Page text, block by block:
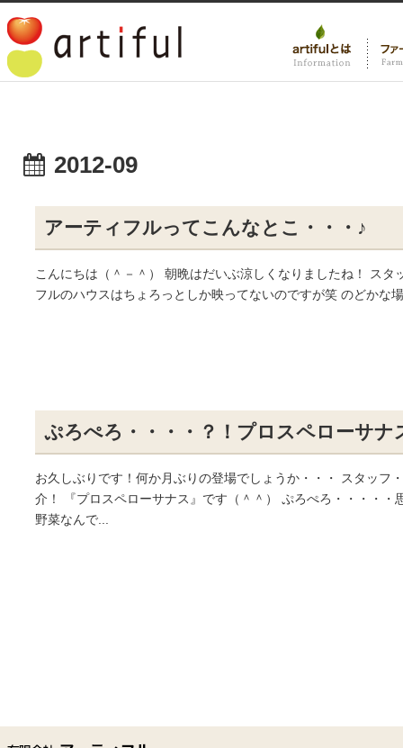
2012-09
アーティフルってこんなとこ・・・♪
こんにちは（＾－＾） 朝晩はだいぶ涼しくなりましたね！ ス
フルのハウスはちょろっとしか映ってないのですが笑 のどかな
ぷろぺろ・・・・？！プロスペローサナ
お久しぶりです！何か月ぶりの登場でしょうか・・・ スタッフ
介！ 『プロスペローサナス』です（＾＾） ぷろぺろ・・・・
野菜なんで...